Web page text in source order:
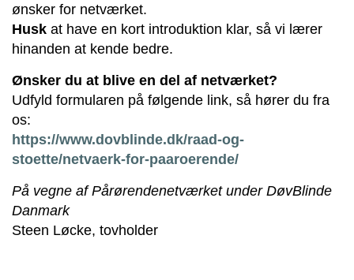
ønsker for netværket.
Husk at have en kort introduktion klar, så vi lærer
hinanden at kende bedre.
Ønsker du at blive en del af netværket?
Udfyld formularen på følgende link, så hører du fra
os:
https://www.dovblinde.dk/raad-og-
stoette/netvaerk-for-paaroerende/
På vegne af Pårørendenetværket under DøvBlinde
Danmark
Steen Løcke, tovholder